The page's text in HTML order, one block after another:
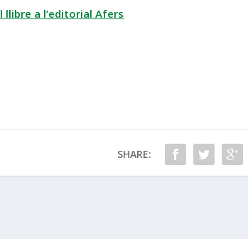
llibre a l’editorial Afers
SHARE: